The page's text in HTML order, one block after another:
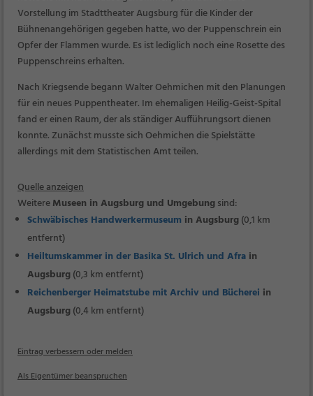
Vorstellung im Stadttheater Augsburg für die Kinder der
Bühnenangehörigen gegeben hatte, wo der Puppenschrein ein
Opfer der Flammen wurde. Es ist lediglich noch eine Rosette des
Puppenschreins erhalten.
Nach Kriegsende begann Walter Oehmichen mit den Planungen
für ein neues Puppentheater. Im ehemaligen Heilig-Geist-Spital
fand er einen Raum, der als ständiger Aufführungsort dienen
konnte. Zunächst musste sich Oehmichen die Spielstätte
allerdings mit dem Statistischen Amt teilen.
Quelle anzeigen
WeitereMuseen in Augsburg und Umgebungsind:
Schwäbisches Handwerkermuseum in Augsburg(0,1 km
entfernt)
Heiltumskammer in der Basika St. Ulrich und Afra in
Augsburg(0,3 km entfernt)
Reichenberger Heimatstube mit Archiv und Bücherei in
Augsburg(0,4 km entfernt)
Eintrag verbessern oder melden
Als Eigentümer beanspruchen